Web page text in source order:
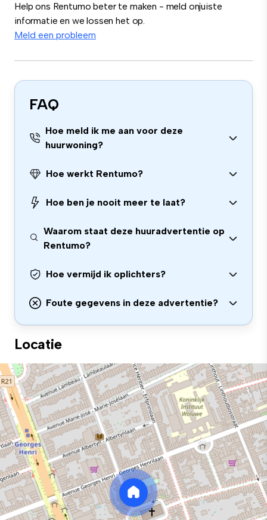
Help ons Rentumo beter te maken - meld onjuiste
informatie en we lossen het op.
Meld een probleem
FAQ
Hoe meld ik me aan voor deze
huurwoning?
Hoe werkt Rentumo?
Hoe ben je nooit meer te laat?
Waarom staat deze huuradvertentie op
Rentumo?
Hoe vermijd ik oplichters?
Foute gegevens in deze advertentie?
Locatie